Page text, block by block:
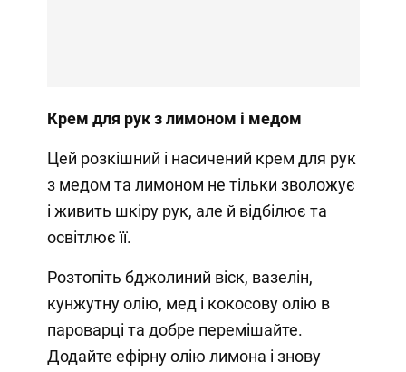
Крем для рук з лимоном і медом
Цей розкішний і насичений крем для рук
з медом та лимоном не тільки зволожує
і живить шкіру рук, але й відбілює та
освітлює її.
Розтопіть бджолиний віск, вазелін,
кунжутну олію, мед і кокосову олію в
пароварці та добре перемішайте.
Додайте ефірну олію лимона і знову